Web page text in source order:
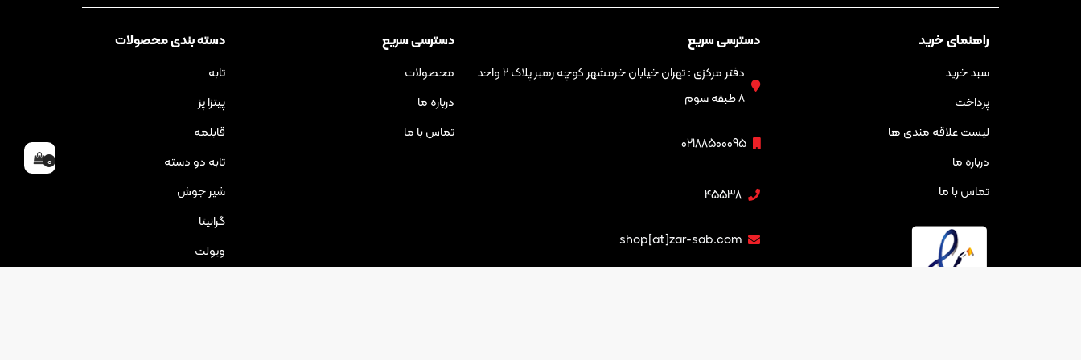
0
راهنمای خرید
سبد خرید
پرداخت
لیست علاقه مندی ها
درباره ما
تماس با ما
دسترسی سریع
دفتر مرکزی : تهران خیابان خرمشهر کوچه رهبر پلاک ۲ واحد
۸ طبقه سوم
02188500095
45538
shop[at]zar-sab.com
دسترسی سریع
محصولات
درباره ما
تماس با ما
دسته بندی محصولات
تابه
پیتزا پز
قابلمه
تابه دو دسته
شیر جوش
گرانیتا
ویولت